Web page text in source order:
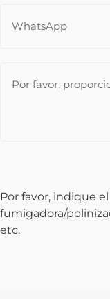
Por favor, indique
fumigadora/
etc.